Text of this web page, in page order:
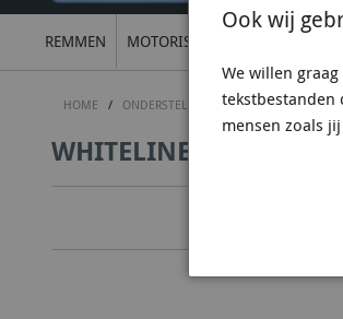
REMMEN MOTORISCH
HOME / ONDERSTEL WHITELINE
WHITELINE KCA412 -
Ook wij
We willen
tekstbestanden
mensen zoals